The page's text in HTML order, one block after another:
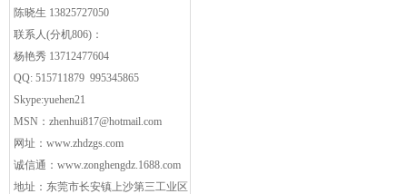
陈晓生 13825727050
联系人(分机806)：
杨艳秀 13712477604
QQ: 515711879 995345865
Skype:yuehen21
MSN： zhenhui817@hotmail.com
网址： www.zhdzgs.com
诚信通： www.zonghengdz.1688.com
地址：东莞市长安镇上沙第三工业区